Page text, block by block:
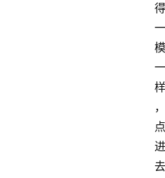
得
一
模
一
样
，
点
进
去